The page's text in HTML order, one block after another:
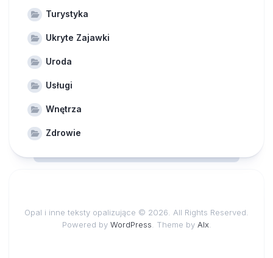
Turystyka
Ukryte Zajawki
Uroda
Usługi
Wnętrza
Zdrowie
Opal i inne teksty opalizujące © 2026. All Rights Reserved.
Powered by WordPress . Theme by Alx